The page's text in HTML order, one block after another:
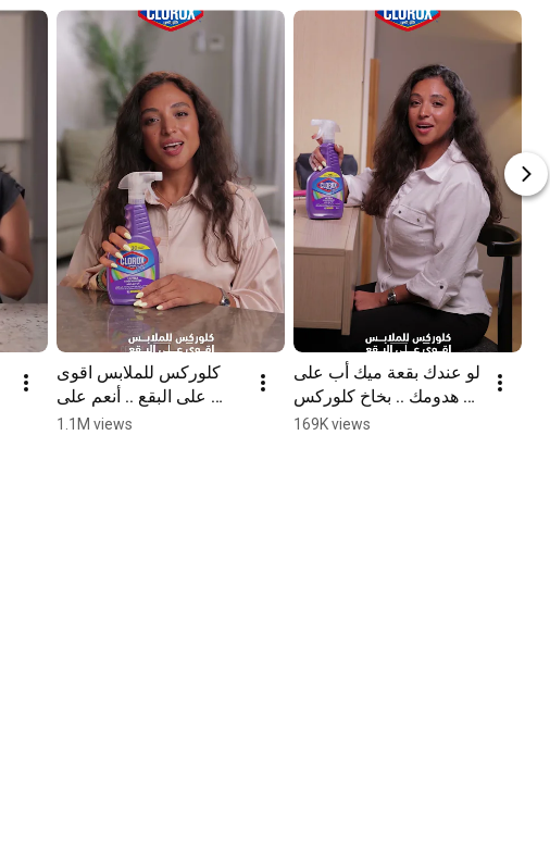
كلوركس للملابس اقوى
على البقع .. أنعم على
الأقمشة
1.1M views
لو عندك بقعة ميك أب على
هدومك .. بخاخ كلوركس
للملابس هو أسرع حل
169K views